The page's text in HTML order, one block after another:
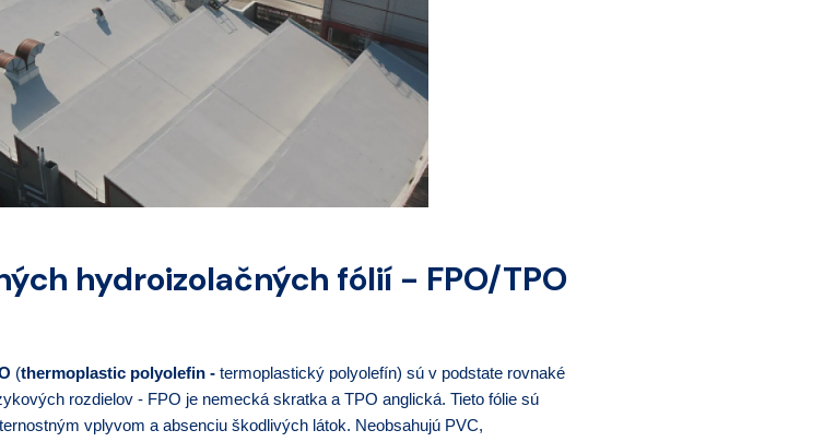
hydroizolačných fólií - FPO/TPO
(thermoplastic polyolefin - termoplastický polyolefín) sú v podstate rovnaké
rozdielov - FPO je nemecká skratka a TPO anglická. Tieto fólie sú
vplyvom a absenciu škodlivých látok. Neobsahujú PVC,